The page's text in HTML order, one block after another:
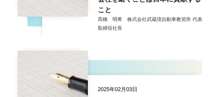
こと
髙橋 明希 株式会社武蔵境自動車教習所 代表
取締役社長
2025年02月03日